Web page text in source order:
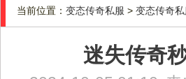
当前位置： 变态传奇私服 > 变态传奇私
迷失传奇